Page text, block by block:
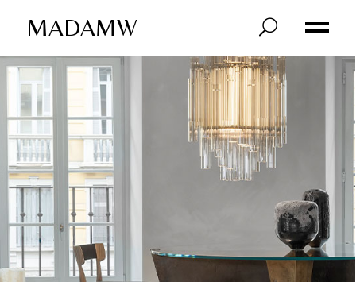
MADAMW